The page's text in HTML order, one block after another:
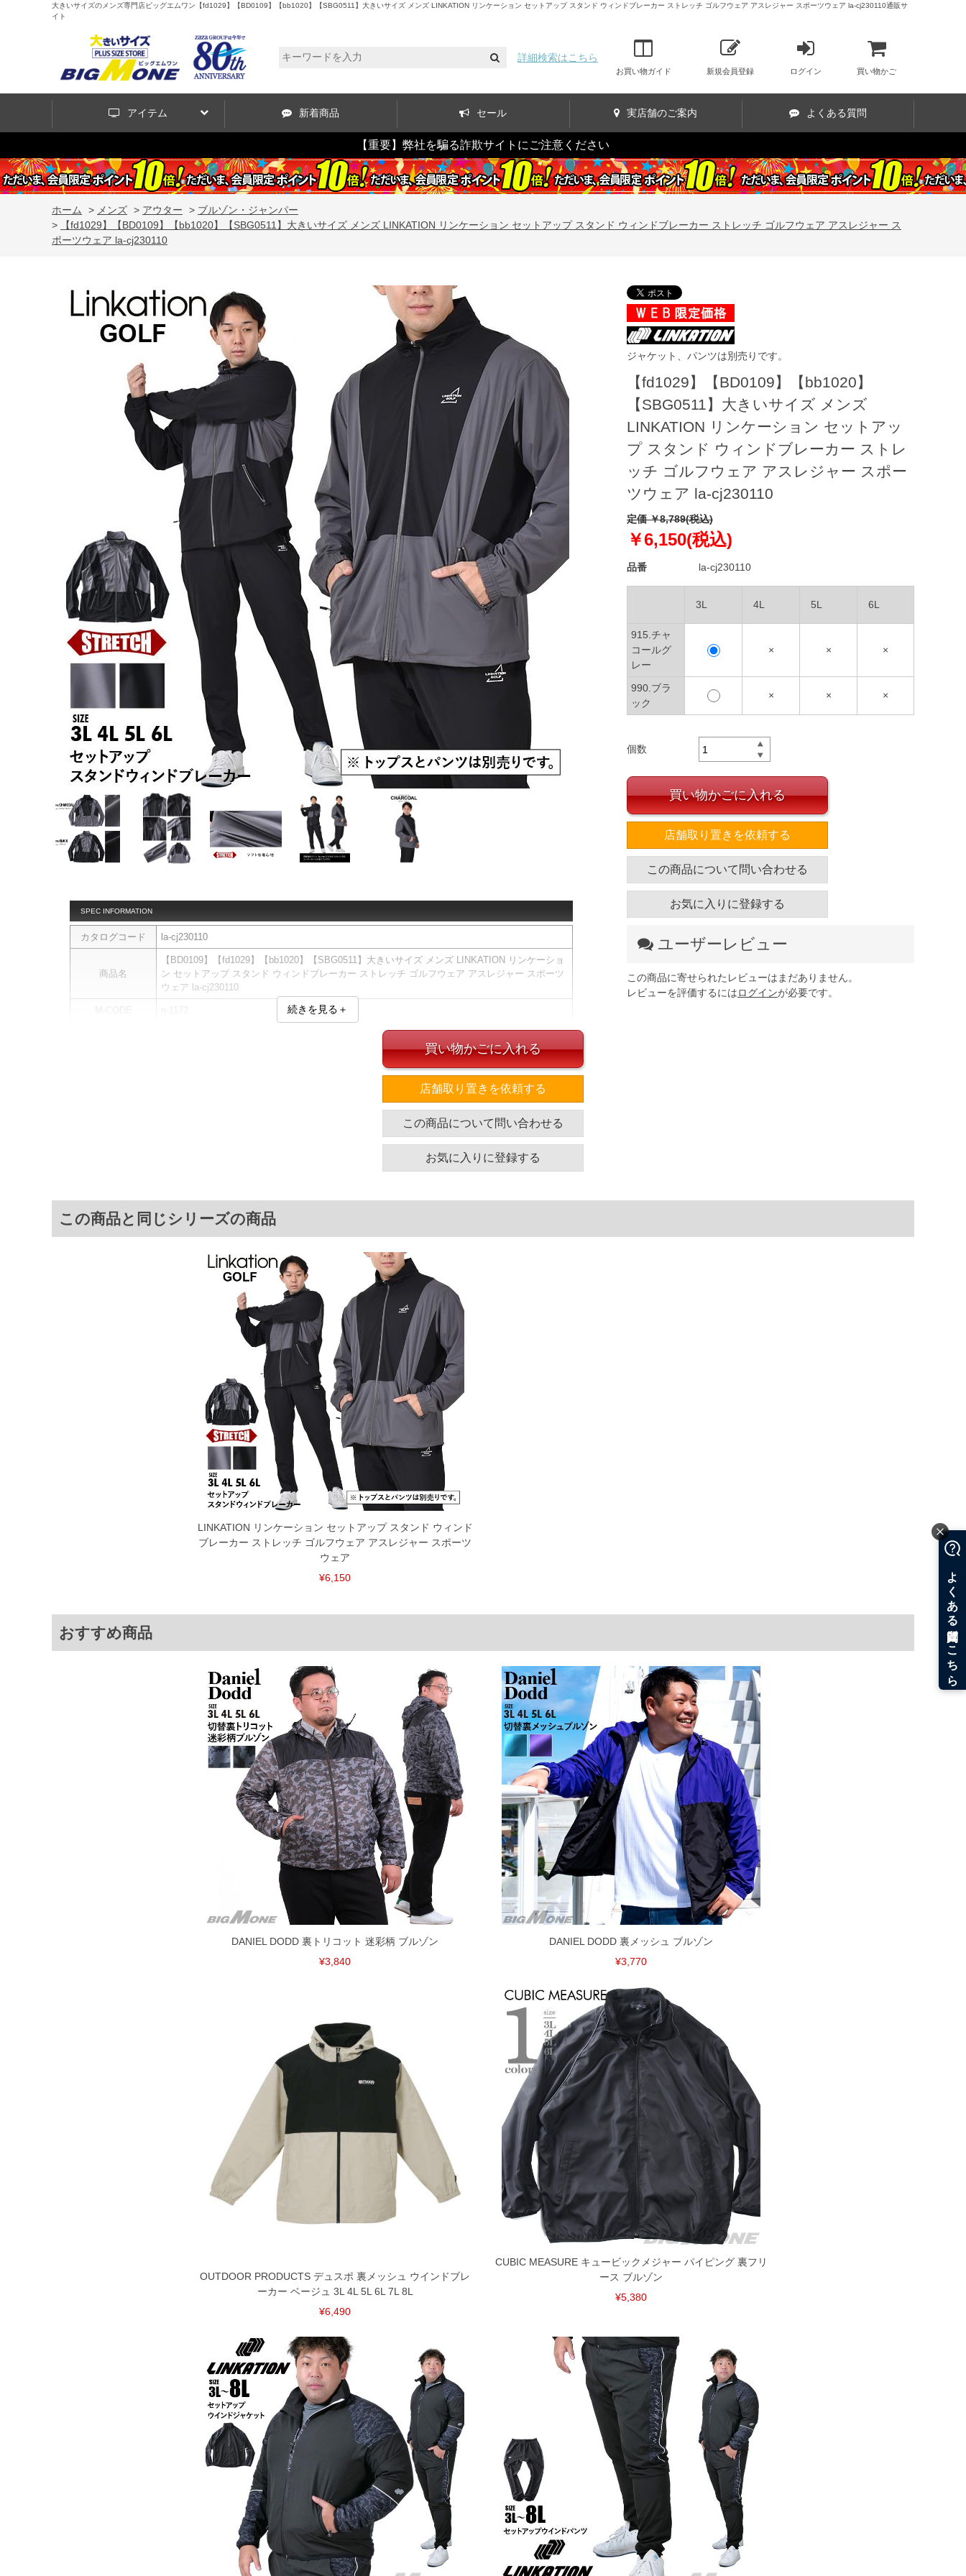
大きいサイズのメンズ専門店ビッグエムワン【fd1029】【BD0109】【bb1020】【SBG0511】大きいサイズ メンズ LINKATION リンケーション セットアップ スタンド ウィンドブレーカー ストレッチ ゴルフウェア アスレジャー スポーツウェア la-cj230110通販サ
イト
詳細検索はこちら
お買い物ガイド 新規会員登録 ログイン 買い物かご
アイテム 新着商品 セール 実店舗のご案内 よくある質問
【重要】弊社を騙る詐欺サイトにご注意ください
ホーム > メンズ > アウター > ブルゾン・ジャンパー
>
【fd1029】【BD0109】【bb1020】【SBG0511】大きいサイズ メンズ LINKATION リンケーション セットアップ スタンド ウィンドブレーカー ストレッチ ゴルフウェア アスレジャー ス
ポーツウェア la-cj230110
SPEC INFORMATION
カタログコード la-cj230110
商品名
【BD0109】【fd1029】【bb1020】【SBG0511】大きいサイズ メンズ LINKATION リンケーショ
ン セットアップ スタンド ウィンドブレーカー ストレッチ ゴルフウェア アスレジャー スポーツ
ウェア la-cj230110
同素材のパンツ(la-swp230101t)とセットでのコーディネートがオススメです。
胸囲 着丈
5L 57
※商品によって若干のサイズの誤差がございます。また、お客様がご使用の環境（コンピュータ画
面）によって、商品の色味が若干異なる場合がございます。予めご了承ください。
※上記サイズが実際の商品に付いているタグのサイズ表記と異なる場合があります。お取り扱い前に
商品付属タグの記載もご確認下さい。
※当店での掲載商品は、実店鋪と在庫を共用しておりますので店頭での売り違い、店舗からのお取り
寄せ等により、お客様にご迷惑をお掛けしてしまう場合がございます。そのようなことがない様最大
限に努めておりますが、もしあった場合速やかにご連絡させて頂きますので予めご了承ください。
※【ボトムの裾上げをご希望の場合】
裾上げ料金は500円+税となります。
備考欄に股下●cmとご記入下さい。（裾上げ無料対象商品は1本につき税込6,000円以上の品が対象。
1本5,999円以下の商品は有料（500円+税）となります。）
出荷まで約1週間～20日間程お時間を頂く場合がございます。
尚、裾上げした商品は返品・交換不可となりますので、予めご了承下さい。
一部、お直しに対応出来ない商品がございます。(例：裾にファスナーや調節ひもが付いている、極
端なデザインが施されている等)
※【返品交換について】
返品交換希望の方は、商品到着後1週間以内にご連絡ください。
下着(肌着)やワイシャツは商品の性質上、返品交換不可とさせて頂いております。予めご了承くださ
続きを見る＋
ジャケット、パンツは別売りです。
【fd1029】【BD0109】【bb1020】
【SBG0511】大きいサイズ メンズ
LINKATION リンケーション セットアッ
プ スタンド ウィンドブレーカー ストレ
ッチ ゴルフウェア アスレジャー スポー
ツウェア la-cj230110
定価 ￥8,789(税込)
￥6,150(税込)
品番 la-cj230110
3L 4L 5L 6L
915.チャ
コールグ
レー
× × ×
990.ブラ
ック
× × ×
個数
買い物かごに入れる
店舗取り置きを依頼する
この商品について問い合わせる
お気に入りに登録する
ユーザーレビュー
この商品に寄せられたレビューはまだありません。
レビューを評価するにはログインが必要です。
買い物かごに入れる
店舗取り置きを依頼する
この商品について問い合わせる
お気に入りに登録する
この商品と同じシリーズの商品
LINKATION リンケーション セットアップ スタンド ウィンド
ブレーカー ストレッチ ゴルフウェア アスレジャー スポーツ
ウェア
¥6,150
おすすめ商品
DANIEL DODD 裏トリコット 迷彩柄 ブルゾン
¥3,840
DANIEL DODD 裏メッシュ ブルゾン
¥3,770
OUTDOOR PRODUCTS デュスポ 裏メッシュ ウインドブレ
ーカー ベージュ 3L 4L 5L 6L 7L 8L
¥6,490
CUBIC MEASURE キュービックメジャー パイピング 裏フリ
ース ブルゾン
¥5,380